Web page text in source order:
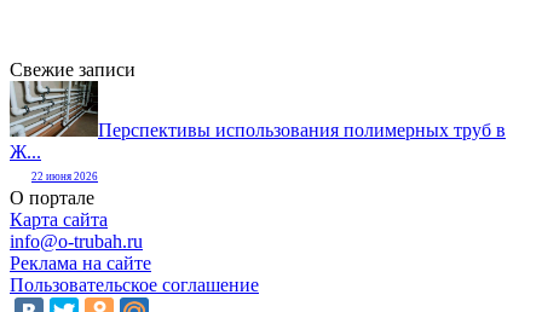
Свежие записи
Перспективы использования полимерных труб в
Ж...
22 июня 2026
О портале
Карта сайта
info@o-trubah.ru
Реклама на сайте
Пользовательское соглашение